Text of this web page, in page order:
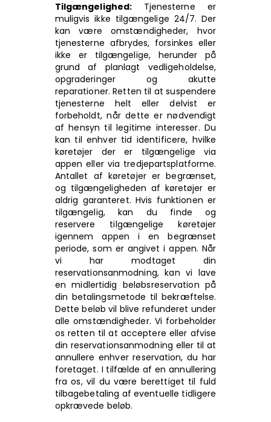
Tilgængelighed: Tjenesterne er
muligvis ikke tilgængelige 24/7. Der
kan være omstændigheder, hvor
tjenesterne afbrydes, forsinkes eller
ikke er tilgængelige, herunder på
grund af planlagt vedligeholdelse,
opgraderinger og akutte
reparationer. Retten til at suspendere
tjenesterne helt eller delvist er
forbeholdt, når dette er nødvendigt
af hensyn til legitime interesser. Du
kan til enhver tid identificere, hvilke
køretøjer der er tilgængelige via
appen eller via tredjepartsplatforme.
Antallet af køretøjer er begrænset,
og tilgængeligheden af køretøjer er
aldrig garanteret. Hvis funktionen er
tilgængelig, kan du finde og
reservere tilgængelige køretøjer
igennem appen i en begrænset
periode, som er angivet i appen. Når
vi har modtaget din
reservationsanmodning, kan vi lave
en midlertidig beløbsreservation på
din betalingsmetode til bekræftelse.
Dette beløb vil blive refunderet under
alle omstændigheder. Vi forbeholder
os retten til at acceptere eller afvise
din reservationsanmodning eller til at
annullere enhver reservation, du har
foretaget. I tilfælde af en annullering
fra os, vil du være berettiget til fuld
tilbagebetaling af eventuelle tidligere
opkrævede beløb.